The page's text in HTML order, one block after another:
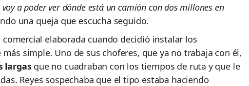
a poder ver dónde está un camión con dos millones en
una queja que escucha seguido.
elaborada cuando decidió instalar los
simple. Uno de sus choferes, que ya no trabaja con él,
largasque no cuadraban con los tiempos de ruta y que le
Reyes sospechaba que el tipo estaba haciendo